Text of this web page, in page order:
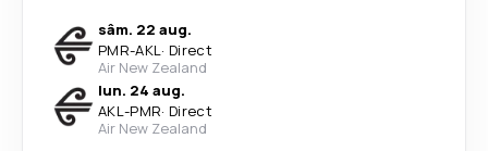
sâm. 22 aug.
PMR-AKL· Direct
Air New Zealand
lun. 24 aug.
AKL-PMR· Direct
Air New Zealand